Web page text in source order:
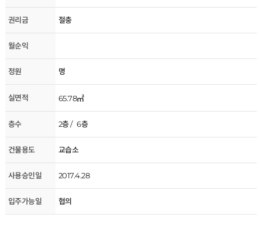
권리금 절충
월순익
정원 명
실면적 65.78㎡
층수 2층 / 6층
건물용도 교습소
사용승인일 2017.4.28
입주가능일 협의